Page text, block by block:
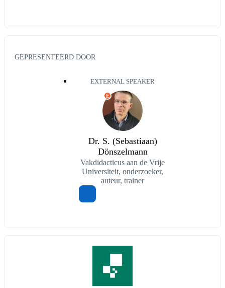
GEPRESENTEERD DOOR
EXTERNAL SPEAKER
E
Dr. S. (Sebastiaan)
Dönszelmann
Vakdidacticus aan de Vrije
Universiteit, onderzoeker,
auteur, trainer